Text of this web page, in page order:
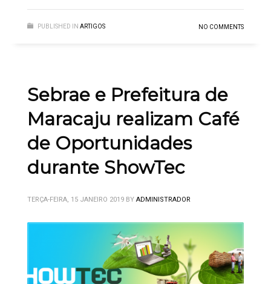
PUBLISHED IN ARTIGOS NO COMMENTS
Sebrae e Prefeitura de
Maracaju realizam Café
de Oportunidades
durante ShowTec
TERÇA-FEIRA, 15 JANEIRO 2019 BY ADMINISTRADOR